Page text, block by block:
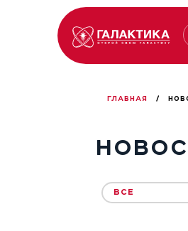
ГЛАВНАЯ /
ВСЕ